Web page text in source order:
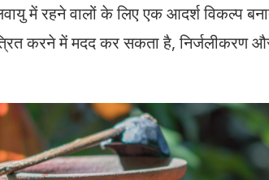
में रहने वालों के लिए एक आदर्श विकल्प
करने में मदद कर सकता है, निर्जलीकरण